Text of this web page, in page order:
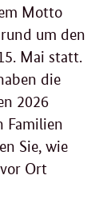
Motto
um den
Mai statt.
die
2026
Familien
Sie, wie
Ort